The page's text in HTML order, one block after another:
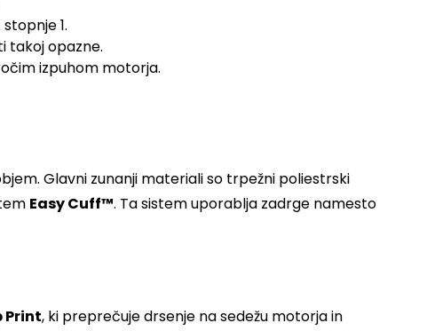
1.
takoj opazne.
izpuhom motorja.
Glavni zunanji materiali so trpežni poliestrski
Easy Cuff™. Ta sistem uporablja zadrge namesto
Print, ki preprečuje drsenje na sedežu motorja in